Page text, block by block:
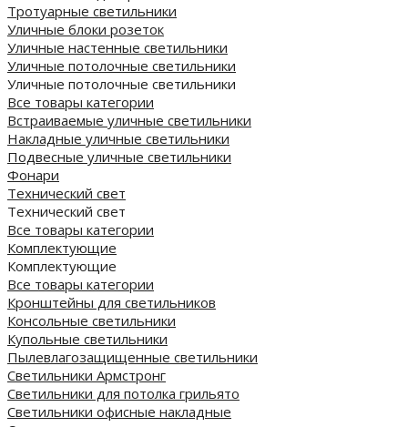
Тротуарные светильники
Уличные блоки розеток
Уличные настенные светильники
Уличные потолочные светильники
Уличные потолочные светильники
Все товары категории
Встраиваемые уличные светильники
Накладные уличные светильники
Подвесные уличные светильники
Фонари
Технический свет
Технический свет
Все товары категории
Комплектующие
Комплектующие
Все товары категории
Кронштейны для светильников
Консольные светильники
Купольные светильники
Пылевлагозащищенные светильники
Светильники Армстронг
Светильники для потолка грильято
Светильники офисные накладные